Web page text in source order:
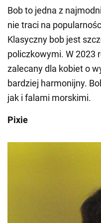
Bob to jedna z
nie traci na
Klasyczny bob jest
policzkowymi. W 2023
zalecany dla kobiet o
bardziej harmonijny.
jak i falami morskimi.
Pixie